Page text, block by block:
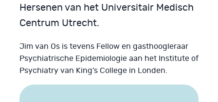
Hersenen van het Universitair Medisch
Centrum Utrecht.
Jim van Os is tevens Fellow en gasthoogleraar
Psychiatrische Epidemiologie aan het Institute of
Psychiatry van King’s College in Londen.